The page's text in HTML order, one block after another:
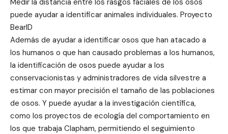
puede ayudar a identificar animales individuales. Proyecto
BearID
Además de ayudar a identificar osos que han atacado a
los humanos o que han causado problemas a los humanos,
la identificación de osos puede ayudar a los
conservacionistas y administradores de vida silvestre a
estimar con mayor precisión el tamaño de las poblaciones
de osos. Y puede ayudar a la investigación científica,
como los proyectos de ecología del comportamiento en
los que trabaja Clapham, permitiendo el seguimiento